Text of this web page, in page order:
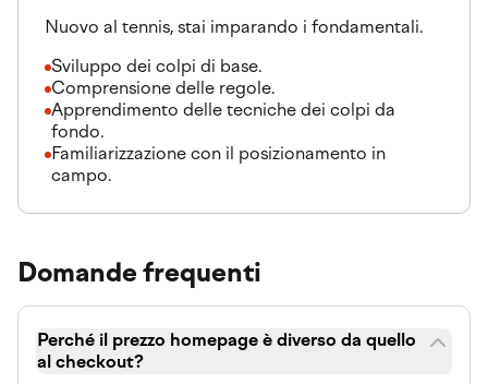
Nuovo al tennis, stai imparando i fondamentali.
Sviluppo dei colpi di base.
Comprensione delle regole.
Apprendimento delle tecniche dei colpi da
fondo.
Familiarizzazione con il posizionamento in
campo.
Domande frequenti
Perché il prezzo homepage è diverso da quello
al checkout?